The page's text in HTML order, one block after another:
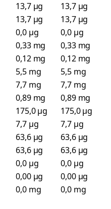
13,7 µg
13,7 µg
13,7 µg
13,7 µg
0,0 µg
0,0 µg
0,33 mg
0,33 mg
0,12 mg
0,12 mg
5,5 mg
5,5 mg
7,7 mg
7,7 mg
0,89 mg
0,89 mg
175,0 µg
175,0 µg
7,7 µg
7,7 µg
63,6 µg
63,6 µg
63,6 µg
63,6 µg
0,0 µg
0,0 µg
0,00 µg
0,00 µg
0,0 mg
0,0 mg